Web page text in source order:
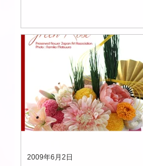
おわれた森をイメージした
ンジ P78「アクリルキューブ
キラキラアレンジ」...
2009年6月2日